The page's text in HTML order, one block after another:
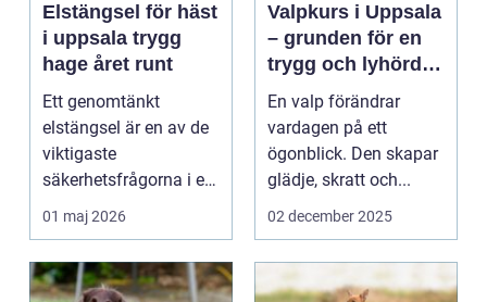
Elstängsel för häst
i uppsala trygg
hage året runt
Ett genomtänkt
elstängsel är en av de
viktigaste
säkerhetsfrågorna i ett
häststall. Runt
Uppsala, me...
01 maj 2026
Valpkurs i Uppsala
– grunden för en
trygg och lyhörd
hund
En valp förändrar
vardagen på ett
ögonblick. Den skapar
glädje, skratt och...
02 december 2025